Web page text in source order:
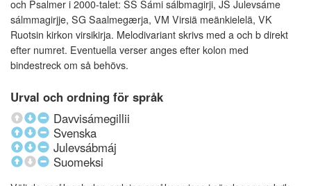
och Psalmer i 2000-talet: SS Sámi sálbmagirji, JS Julevsáme
sálmmagirjje, SG Saalmegærja, VM Virsiä meänkielelä, VK
Ruotsin kirkon virsikirja. Melodivariant skrivs med a och b direkt
efter numret. Eventuella verser anges efter kolon med
bindestreck om så behövs.
Urval och ordning för språk
Davvisámegillii
Svenska
Julevsábmáj
Suomeksi